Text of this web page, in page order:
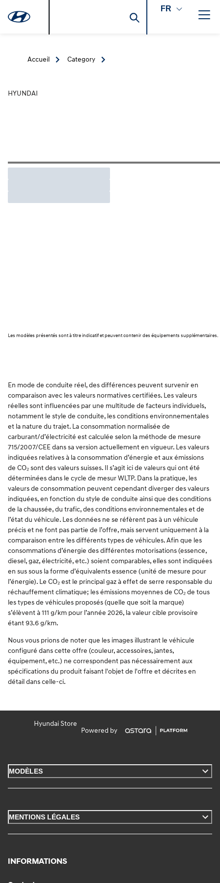
FR
Accueil Category
HYUNDAI
Les modèles présentés sont à titre indicatif et peuvent contenir des équipements supplémentaires.
En mode de conduite réel, des différences peuvent survenir en
comparaison avec les valeurs normatives certifiées. Les valeurs
réelles sont influencées par une multitude de facteurs individuels,
notamment le style de conduite, les conditions environnementales
et la nature du trajet. La consommation normalisée de
carburant/d’électricité est calculée selon la méthode de mesure
715/2007/CEE dans sa version actuellement en vigueur. Les valeurs
indiquées relatives à la consommation d’énergie et aux émissions
de CO₂ sont des valeurs suisses. Il s’agit ici de valeurs qui ont été
déterminées dans le cycle de mesur WLTP. Dans la pratique, les
valeurs de consommation peuvent cependant diverger des valeurs
indiquées, en fonction du style de conduite ainsi que des conditions
de la chaussée, du trafic, des conditions environnementales et de
l’état du véhicule. Les données ne se réfèrent pas à un véhicule
précis et ne font pas partie de l’offre, mais servent uniquement à la
comparaison entre les différents types de véhicules. Afin que les
consommations d’énergie des différentes motorisations (essence,
diesel, gaz, électricité, etc.) soient comparables, elles sont indiquées
en sus sous la forme d’équivalents essence (unité de mesure pour
l’énergie). Le CO₂ est le principal gaz à effet de serre responsable du
réchauffement climatique; les émissions moyennes de CO₂ de tous
les types de véhicules proposés (quelle que soit la marque)
s’élèvent à 111 g/km pour l’année 2026, la valeur cible provisoire
étant 93.6 g/km.
Nous vous prions de noter que les images illustrant le véhicule
configuré dans cette offre (couleur, accessoires, jantes,
équipement, etc.) ne correspondent pas nécessairement aux
spécifications du produit faisant l'objet de l'offre et décrites en
détail dans celle-ci.
Hyundai Store
Powered by
MODÈLES
MENTIONS LÉGALES
INFORMATIONS